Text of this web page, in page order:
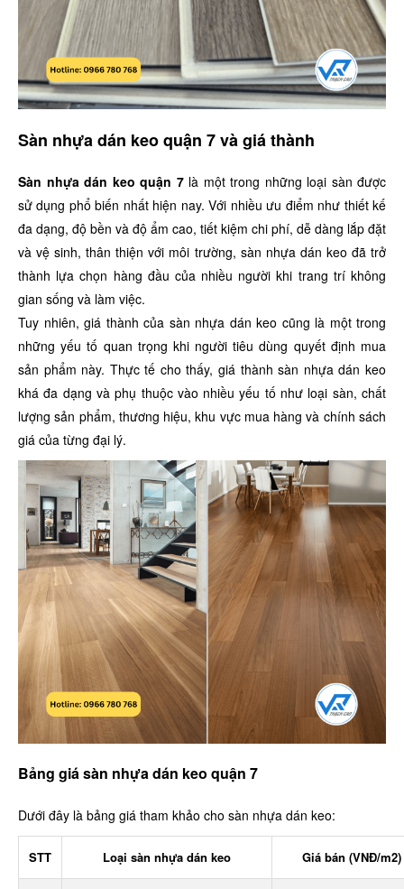
Sàn nhựa dán keo quận 7 và giá thành
Sàn nhựa dán keo quận 7là một trong những loại sàn được
sử dụng phổ biến nhất hiện nay. Với nhiều ưu điểm như thiết kế
đa dạng, độ bền và độ ẩm cao, tiết kiệm chi phí, dễ dàng lắp đặt
và vệ sinh, thân thiện với môi trường, sàn nhựa dán keo đã trở
thành lựa chọn hàng đầu của nhiều người khi trang trí không
gian sống và làm việc.
Tuy nhiên, giá thành của sàn nhựa dán keo cũng là một trong
những yếu tố quan trọng khi người tiêu dùng quyết định mua
sản phẩm này. Thực tế cho thấy, giá thành sàn nhựa dán keo
khá đa dạng và phụ thuộc vào nhiều yếu tố như loại sàn, chất
lượng sản phẩm, thương hiệu, khu vực mua hàng và chính sách
giá của từng đại lý.
Bảng giá sàn nhựa dán keo quận 7
Dưới đây là bảng giá tham khảo cho sàn nhựa dán keo:
STT Loại sàn nhựa dán keo Giá bán (VNĐ/m2)